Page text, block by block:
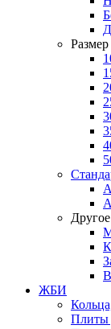
Размер
Другое
ЖБИ
Плиты